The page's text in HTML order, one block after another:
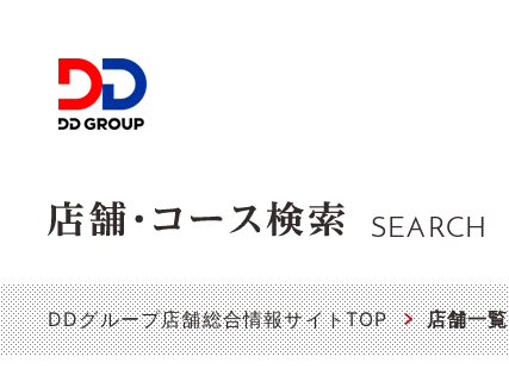
SEARCH
DDグループ店舗総合情報サイトTOP 店舗一覧